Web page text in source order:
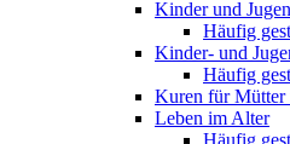
Kinder und
Häufig
Kinder- und
Häufig
Kuren für Mütter
Leben im Alter